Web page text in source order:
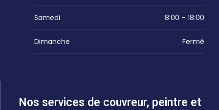
Samedi 8:00 – 18:00
Dimanche Fermé
Nos services de couvreur, peintre et